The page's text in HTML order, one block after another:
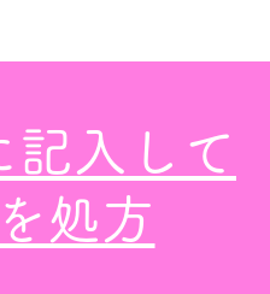
記入して
処方